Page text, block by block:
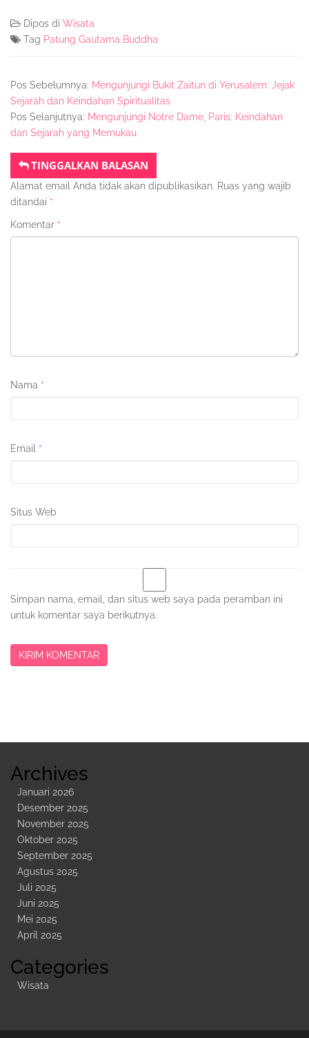
Dipos di Wisata
Tag Patung Gautama Buddha
Pos Sebelumnya: Mengunjungi Bukit Zaitun di Yerusalem: Jejak
Sejarah dan Keindahan Spiritualitas
Pos Selanjutnya: Mengunjungi Notre Dame, Paris: Keindahan
dan Sejarah yang Memukau
TINGGALKAN BALASAN
Alamat email Anda tidak akan dipublikasikan. Ruas yang wajib
ditandai *
Komentar *
Nama *
Email *
Situs Web
Simpan nama, email, dan situs web saya pada peramban ini
untuk komentar saya berikutnya.
Archives
Januari 2026
Desember 2025
November 2025
Oktober 2025
September 2025
Agustus 2025
Juli 2025
Juni 2025
Mei 2025
April 2025
Categories
Wisata